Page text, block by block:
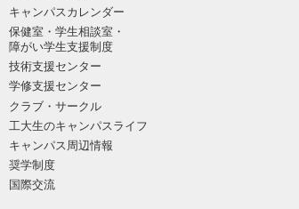
キャンパスカレンダー
保健室・学生相談室・
障がい学生支援制度
技術支援センター
学修支援センター
クラブ・サークル
工大生のキャンパスライフ
キャンパス周辺情報
奨学制度
国際交流